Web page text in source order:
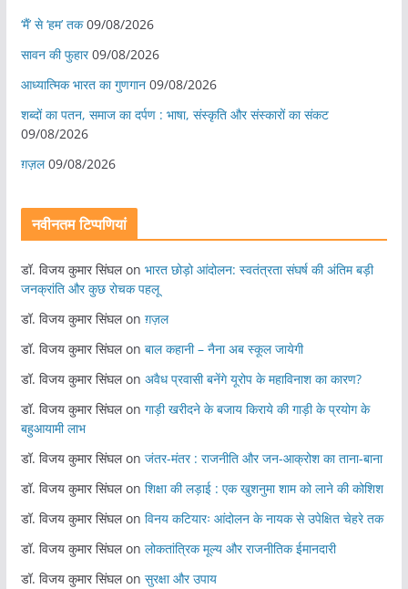
‘मैं’ से ‘हम’ तक 09/08/2026
सावन की फुहार 09/08/2026
आध्यात्मिक भारत का गुणगान 09/08/2026
शब्दों का पतन, समाज का दर्पण : भाषा, संस्कृति और संस्कारों का संकट
09/08/2026
ग़ज़ल 09/08/2026
नवीनतम टिप्पणियां
डॉ. विजय कुमार सिंघलon भारत छोड़ो आंदोलन: स्वतंत्रता संघर्ष की अंतिम बड़ी
जनक्रांति और कुछ रोचक पहलू
डॉ. विजय कुमार सिंघलon ग़ज़ल
डॉ. विजय कुमार सिंघलon बाल कहानी – नैना अब स्कूल जायेगी
डॉ. विजय कुमार सिंघलon अवैध प्रवासी बनेंगे यूरोप के महाविनाश का कारण?
डॉ. विजय कुमार सिंघलon गाड़ी खरीदने के बजाय किराये की गाड़ी के प्रयोग के
बहुआयामी लाभ
डॉ. विजय कुमार सिंघलon जंतर-मंतर : राजनीति और जन-आक्रोश का ताना-बाना
डॉ. विजय कुमार सिंघलon शिक्षा की लड़ाई : एक खुशनुमा शाम को लाने की कोशिश
डॉ. विजय कुमार सिंघलon विनय कटियारः आंदोलन के नायक से उपेक्षित चेहरे तक
डॉ. विजय कुमार सिंघलon लोकतांत्रिक मूल्य और राजनीतिक ईमानदारी
डॉ. विजय कुमार सिंघलon सुरक्षा और उपाय